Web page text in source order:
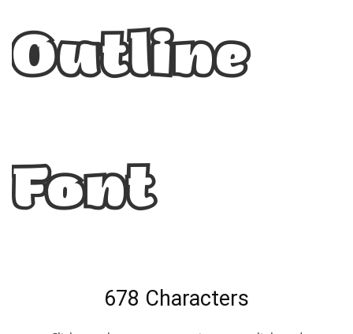
Outline
Font
678 Characters